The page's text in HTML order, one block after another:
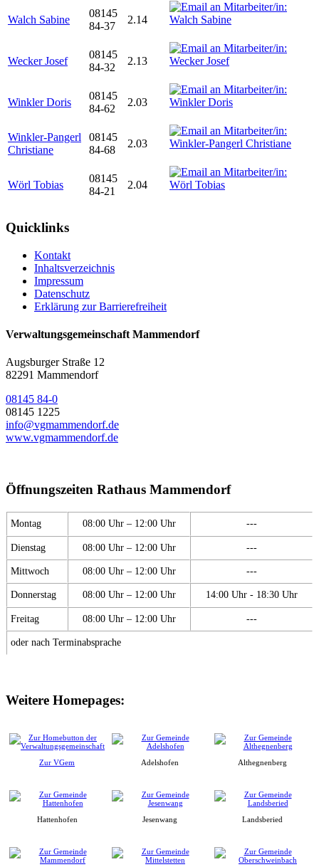
Walch Sabine
08145
84-37
2.14
Wecker Josef
08145
84-32
2.13
Winkler Doris
08145
84-62
2.03
Winkler-Pangerl
Christiane
08145
84-68
2.03
Wörl Tobias
08145
84-21
2.04
Quicklinks
Kontakt
Inhaltsverzeichnis
Impressum
Datenschutz
Erklärung zur Barrierefreiheit
Verwaltungsgemeinschaft Mammendorf
Augsburger Straße 12
82291 Mammendorf
08145 84-0
08145 1225
info@vgmammendorf.de
www.vgmammendorf.de
Öffnungszeiten Rathaus Mammendorf
Montag 08:00 Uhr – 12:00 Uhr ---
Dienstag 08:00 Uhr – 12:00 Uhr ---
Mittwoch 08:00 Uhr – 12:00 Uhr ---
Donnerstag 08:00 Uhr – 12:00 Uhr 14:00 Uhr - 18:30 Uhr
Freitag 08:00 Uhr – 12:00 Uhr ---
oder nach Terminabsprache
Weitere Homepages:
Zur VGem Adelshofen Althegnenberg
Hattenhofen Jesenwang Landsberied